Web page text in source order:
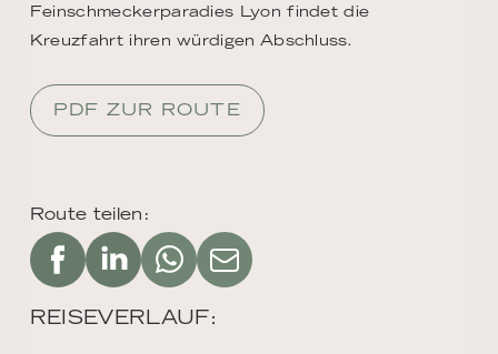
Route teilen:
REISEVERLAUF:
Feinschmeckerparadies Lyon findet die
Kreuzfahrt ihren würdigen Abschluss.
PDF ZUR ROUTE